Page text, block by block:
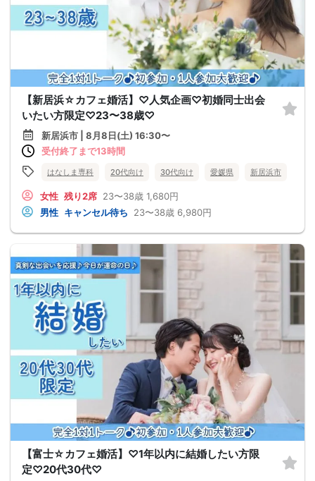
【新居浜☆カフェ婚活】♡人気企画♡初婚同士出会
いたい方限定♡23〜38歳♡
新居浜市 | 8月8日(土) 16:30〜
受付終了まで13時間
はなしま専科 20代向け 30代向け 愛媛県 新居浜市
女性 残り2席 23〜38歳 1,680円
男性 キャンセル待ち 23〜38歳 6,980円
【富士☆カフェ婚活】♡1年以内に結婚したい方限
定♡20代30代♡